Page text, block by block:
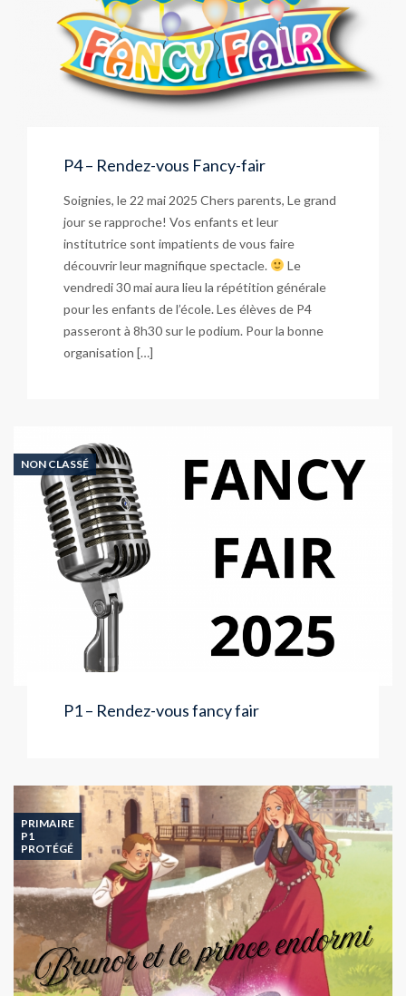
P4 – Rendez-vous Fancy-fair
Soignies, le 22 mai 2025 Chers parents, Le grand
jour se rapproche! Vos enfants et leur
institutrice sont impatients de vous faire
découvrir leur magnifique spectacle.
Le
vendredi 30 mai aura lieu la répétition générale
pour les enfants de l’école. Les élèves de P4
passeront à 8h30 sur le podium. Pour la bonne
organisation […]
NON CLASSÉ
P1 – Rendez-vous fancy fair
PRIMAIRE
P1
PROTÉGÉ